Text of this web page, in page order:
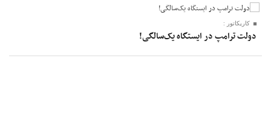
کاریکاتور :
دولت ترامپ در ایستگاه یک‌سالگی!